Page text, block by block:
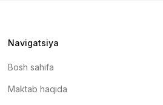
Navigatsiya
Bosh sahifa
Maktab haqida